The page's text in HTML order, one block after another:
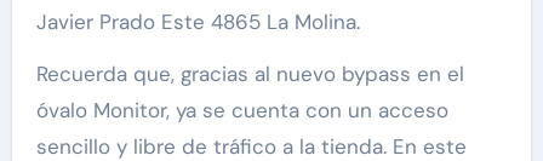
Javier Prado Este 4865 La Molina.
Recuerda que, gracias al nuevo bypass en el
óvalo Monitor, ya se cuenta con un acceso
sencillo y libre de tráfico a la tienda. En este